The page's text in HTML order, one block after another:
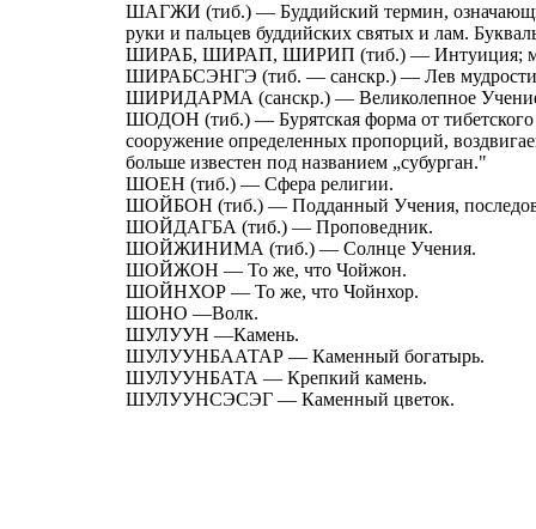
ШАГЖИ (тиб.) — Буддийский термин,
руки и пальцев буддийских святых и лам.
ШИРАБ, ШИРАП, ШИРИП (тиб.) — Интуиция;
ШИРАБСЭНГЭ (тиб. — санскр.) — Лев
ШИРИДАРМА (санскр.) — Великолепное
ШОДОН (тиб.) — Бурятская форма от тибетского
сооружение определенных пропорций,
больше известен под названием „субурган."
ШОЕН (тиб.) — Сфера религии.
ШОЙБОН (тиб.) — Подданный Учения,
ШОЙДАГБА (тиб.) — Проповедник.
ШОЙЖИНИМА (тиб.) — Солнце Учения.
ШОЙЖОН — То же, что Чойжон.
ШОЙНХОР — То же, что Чойнхор.
ШОНО —Волк.
ШУЛУУН —Камень.
ШУЛУУНБААТАР — Каменный богатырь.
ШУЛУУНБАТА — Крепкий камень.
ШУЛУУНСЭСЭГ — Каменный цветок.